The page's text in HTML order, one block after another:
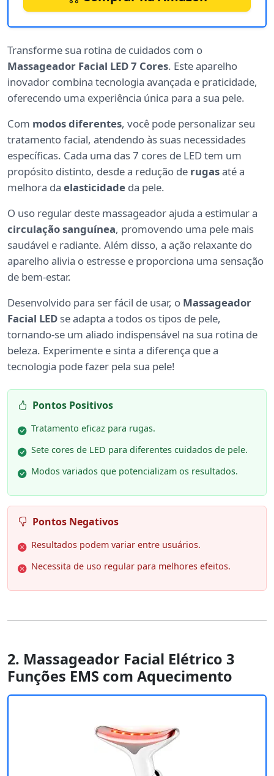
Transforme sua rotina de cuidados com o
Massageador Facial LED 7 Cores. Este aparelho
inovador combina tecnologia avançada e praticidade,
oferecendo uma experiência única para a sua pele.
Com modos diferentes, você pode personalizar seu
tratamento facial, atendendo às suas necessidades
específicas. Cada uma das 7 cores de LED tem um
propósito distinto, desde a redução de rugasaté a
melhora da elasticidade da pele.
O uso regular deste massageador ajuda a estimular a
circulação sanguínea, promovendo uma pele mais
saudável e radiante. Além disso, a ação relaxante do
aparelho alivia o estresse e proporciona uma sensação
de bem-estar.
Desenvolvido para ser fácil de usar, o Massageador
Facial LED se adapta a todos os tipos de pele,
tornando-se um aliado indispensável na sua rotina de
beleza. Experimente e sinta a diferença que a
tecnologia pode fazer pela sua pele!
Pontos Positivos
Tratamento eficaz para rugas.
Sete cores de LED para diferentes cuidados de pele.
Modos variados que potencializam os resultados.
Pontos Negativos
Resultados podem variar entre usuários.
Necessita de uso regular para melhores efeitos.
2. Massageador Facial Elétrico 3
Funções EMS com Aquecimento